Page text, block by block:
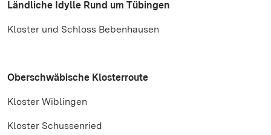
Ländliche Idylle Rund um Tübingen
Kloster und Schloss Bebenhausen
Oberschwäbische Klosterroute
Kloster Wiblingen
Kloster Schussenried